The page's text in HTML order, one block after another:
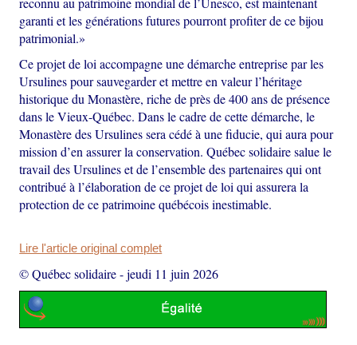
garanti et les générations futures pourront profiter de ce bijou
patrimonial.»
Ce projet de loi accompagne une démarche entreprise par les
Ursulines pour sauvegarder et mettre en valeur l’héritage
historique du Monastère, riche de près de 400 ans de présence
dans le Vieux-Québec. Dans le cadre de cette démarche, le
Monastère des Ursulines sera cédé à une fiducie, qui aura pour
mission d’en assurer la conservation. Québec solidaire salue le
travail des Ursulines et de l’ensemble des partenaires qui ont
contribué à l’élaboration de ce projet de loi qui assurera la
protection de ce patrimoine québécois inestimable.
Lire l'article original complet
© Québec solidaire-jeudi 11 juin 2026